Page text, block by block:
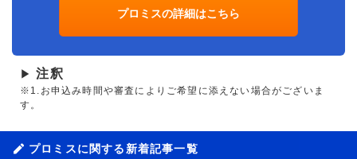
プロミスの詳細はこちら
▶ 注釈
※1.お申込み時間や審査によりご希望に添えない場合がございま
す。
プロミスに関する新着記事一覧